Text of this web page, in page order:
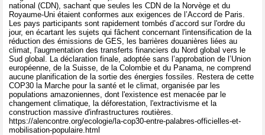
national (CDN), sachant que seules les CDN de la Norvège et du
Royaume-Uni étaient conformes aux exigences de l’Accord de Paris.
Les pays participants sont rapidement tombés d’accord sur l'ordre du
jour, en écartant les sujets qui fâchent concernant l'intensification de la
réduction des émissions de GES, les barrières douanières liées au
climat, l'augmentation des transferts financiers du Nord global vers le
Sud global. La déclaration finale, adoptée sans l’approbation de l’Union
européenne, de la Suisse, de la Colombie et du Panama, ne comprend
aucune planification de la sortie des énergies fossiles. Restera de cette
COP30 la Marche pour la santé et le climat, organisée par les
populations amazoniennes, dont l'existence est menacée par le
changement climatique, la déforestation, l'extractivisme et la
construction massive d'infrastructures routières.
https://alencontre.org/ecologie/la-cop30-entre-palabres-officielles-et-
mobilisation-populaire.html